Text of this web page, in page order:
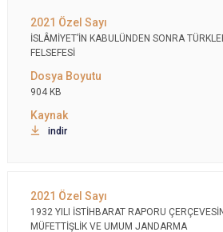
İSLÂMİYET’İN KABULÜNDEN SONRA
FELSEFESİ
904 KB
indir
1932 YILI İSTİHBARAT RAPORU
MÜFETTİŞLİK VE UMUM JANDARMA